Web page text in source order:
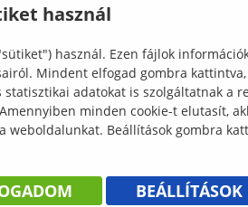
a résztvevők szakmai
találkozó tovább erősítette
hogy nemzetközi szinten
A soproni szakemberek
vendégszeretetéért és az
használ
használ. Ezen fájlok
Mindent elfogad gombra
statisztikai adatokat is szolgáltatnak a
minden cookie-t elutasít,
weboldalunkat. Beállítások gombra
BEÁLLÍTÁSOK